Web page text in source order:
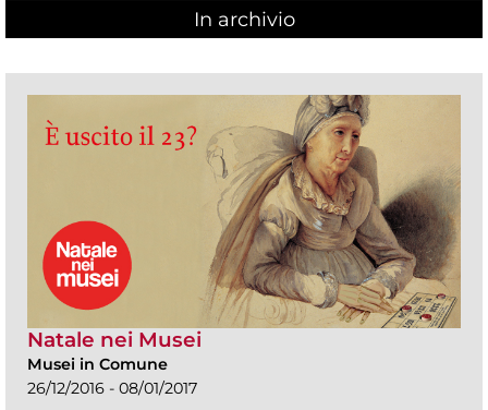
In archivio
Natale nei Musei
Musei in Comune
26/12/2016 - 08/01/2017